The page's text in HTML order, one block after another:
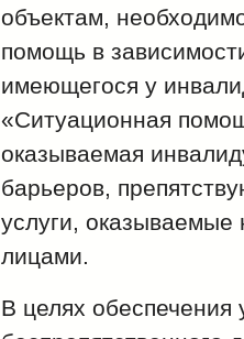
объектам,
помощь в
имеющегося у
«Ситуационная
оказываемая
барьеров,
услуги,
лицами.
В целях обеспечения